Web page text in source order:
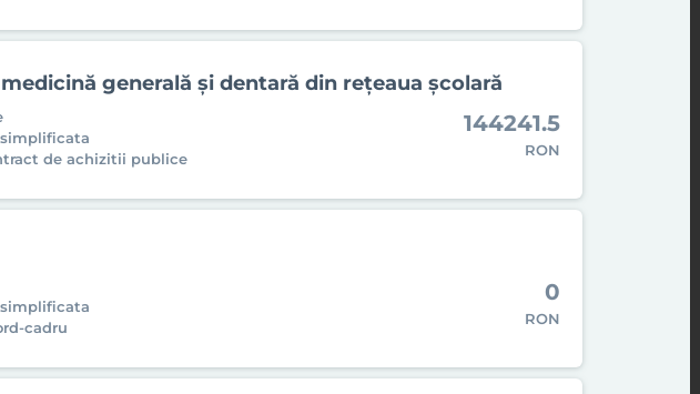
generală şi dentară din reţeaua şcolară
simplificata
de achizitii publice
144241.5
RON
simplificata
cadru
0
RON